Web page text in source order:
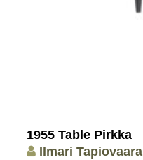
1955 Table Pirkka
Ilmari Tapiovaara